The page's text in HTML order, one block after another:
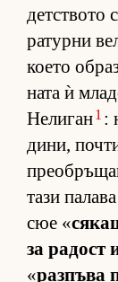
дет­с­твото
ра­турни
ко­ето
ната ѝ
Не­ли­ган1 :
ди­ни,
тази
сюе «
за ра­дост
«раз­пъва